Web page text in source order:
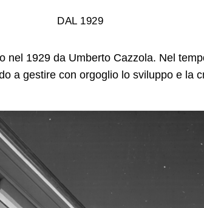
DAL 1929
nel 1929 da Umberto Cazzola. Nel
a gestire con orgoglio lo sviluppo e la